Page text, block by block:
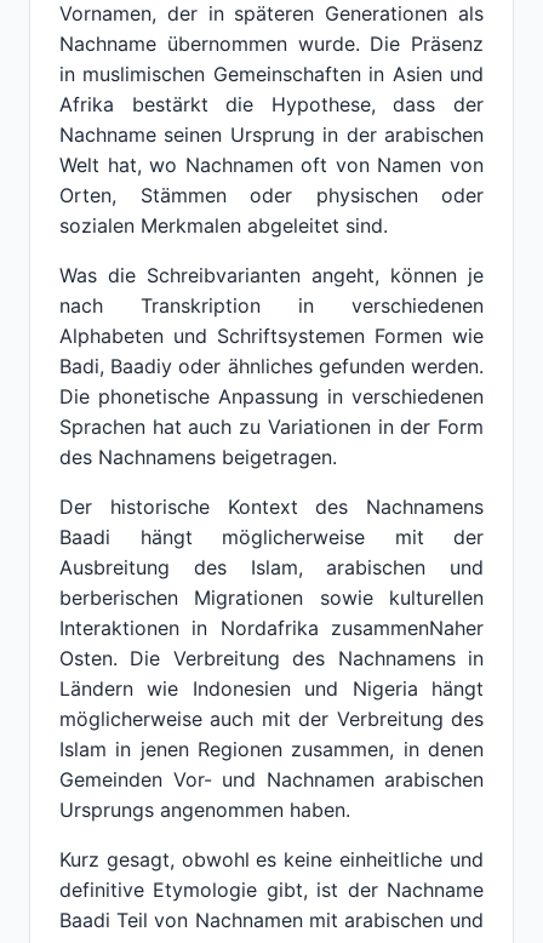
Vornamen, der in späteren Generationen als
Nachname übernommen wurde. Die Präsenz
in muslimischen Gemeinschaften in Asien und
Afrika bestärkt die Hypothese, dass der
Nachname seinen Ursprung in der arabischen
Welt hat, wo Nachnamen oft von Namen von
Orten, Stämmen oder physischen oder
sozialen Merkmalen abgeleitet sind.
Was die Schreibvarianten angeht, können je
nach Transkription in verschiedenen
Alphabeten und Schriftsystemen Formen wie
Badi, Baadiy oder ähnliches gefunden werden.
Die phonetische Anpassung in verschiedenen
Sprachen hat auch zu Variationen in der Form
des Nachnamens beigetragen.
Der historische Kontext des Nachnamens
Baadi hängt möglicherweise mit der
Ausbreitung des Islam, arabischen und
berberischen Migrationen sowie kulturellen
Interaktionen in Nordafrika zusammenNaher
Osten. Die Verbreitung des Nachnamens in
Ländern wie Indonesien und Nigeria hängt
möglicherweise auch mit der Verbreitung des
Islam in jenen Regionen zusammen, in denen
Gemeinden Vor- und Nachnamen arabischen
Ursprungs angenommen haben.
Kurz gesagt, obwohl es keine einheitliche und
definitive Etymologie gibt, ist der Nachname
Baadi Teil von Nachnamen mit arabischen und